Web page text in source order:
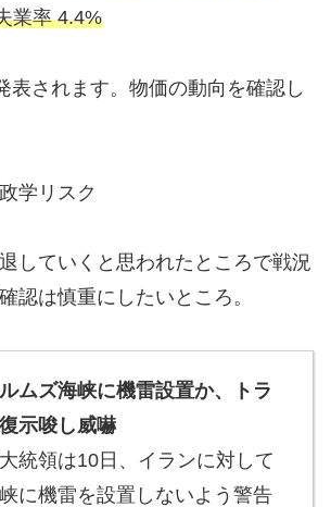
率 4.4%
表されます。物価の動向を確認し
学リスク
していくと思われたところで戦況
認は慎重にしたいところ。
ムズ海峡に機雷設置か、トラ
示唆し威嚇
統領は10日、イランに対して
に機雷を設置しないよう警告